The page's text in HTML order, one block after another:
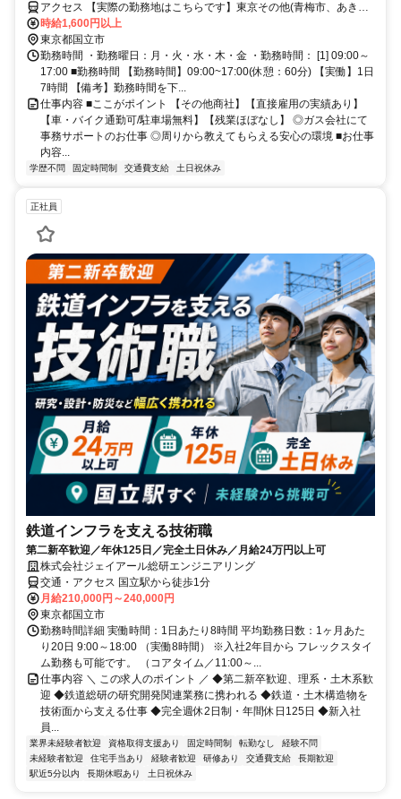
アクセス 【実際の勤務地はこちらです】東京その他(青梅市、あきる
野市、日野市など)東京都谷保駅徒歩18分矢川駅徒歩22分
時給1,600円以上
東京都国立市
勤務時間 ・勤務曜日：月・火・水・木・金 ・勤務時間： [1] 09:00～
17:00 ■勤務時間 【勤務時間】09:00~17:00(休憩：60分) 【実働】1日
7時間 【備考】勤務時間を下...
仕事内容 ■ここがポイント 【その他商社】【直接雇用の実績あり】
【車・バイク通勤可/駐車場無料】【残業ほぼなし】 ◎ガス会社にて
事務サポートのお仕事 ◎周りから教えてもらえる安心の環境 ■お仕事
内容...
学歴不問 固定時間制 交通費支給 土日祝休み
正社員
鉄道インフラを支える技術職
第二新卒歓迎／年休125日／完全土日休み／月給24万円以上可
株式会社ジェイアール総研エンジニアリング
交通・アクセス 国立駅から徒歩1分
月給210,000円～240,000円
東京都国立市
勤務時間詳細 実働時間：1日あたり8時間 平均勤務日数：1ヶ月あた
り20日 9:00～18:00 （実働8時間） ※入社2年目から フレックスタイ
ム勤務も可能です。 （コアタイム／11:00～...
仕事内容 ＼ この求人のポイント ／ ◆第二新卒歓迎、理系・土木系歓
迎 ◆鉄道総研の研究開発関連業務に携われる ◆鉄道・土木構造物を
技術面から支える仕事 ◆完全週休2日制・年間休日125日 ◆新入社
員...
業界未経験者歓迎 資格取得支援あり 固定時間制 転勤なし
経験不問
未経験者歓迎
住宅手当あり 経験者歓迎 研修あり 交通費支給
長期歓迎
駅近5分以内
長期休暇あり 土日祝休み